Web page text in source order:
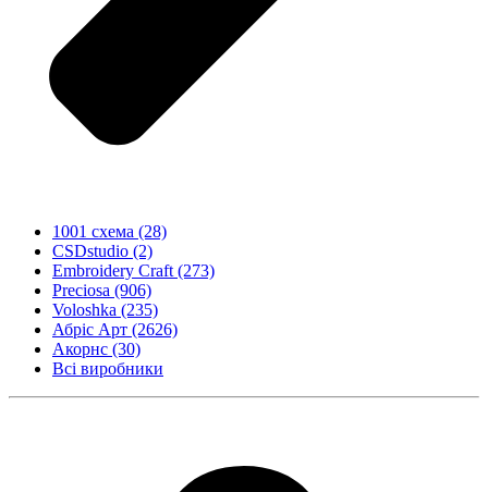
1001 схема (28)
CSDstudio (2)
Embroidery Craft (273)
Preciosa (906)
Voloshka (235)
Абріс Арт (2626)
Акорнс (30)
Всі виробники